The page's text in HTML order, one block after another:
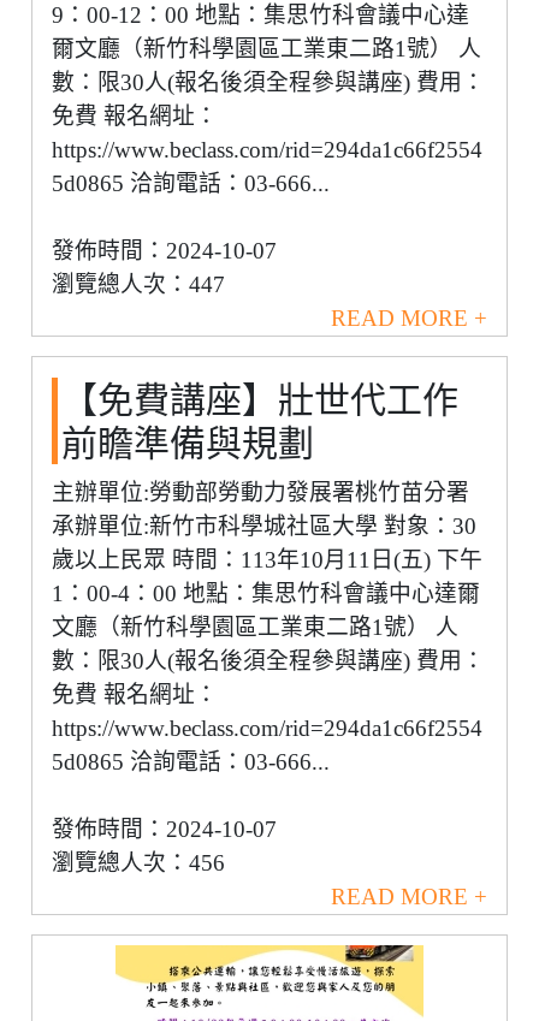
9：00-12：00 地點：集思竹科會議中心達
爾文廳（新竹科學園區工業東二路1號） 人
數：限30人(報名後須全程參與講座) 費用：
免費 報名網址：
https://www.beclass.com/rid=294da1c66f2554
5d0865 洽詢電話：03-666...
發佈時間：2024-10-07
瀏覽總人次：447
READ MORE +
【免費講座】壯世代工作
前瞻準備與規劃
主辦單位:勞動部勞動力發展署桃竹苗分署
承辦單位:新竹市科學城社區大學 對象：30
歲以上民眾 時間：113年10月11日(五) 下午
1：00-4：00 地點：集思竹科會議中心達爾
文廳（新竹科學園區工業東二路1號） 人
數：限30人(報名後須全程參與講座) 費用：
免費 報名網址：
https://www.beclass.com/rid=294da1c66f2554
5d0865 洽詢電話：03-666...
發佈時間：2024-10-07
瀏覽總人次：456
READ MORE +